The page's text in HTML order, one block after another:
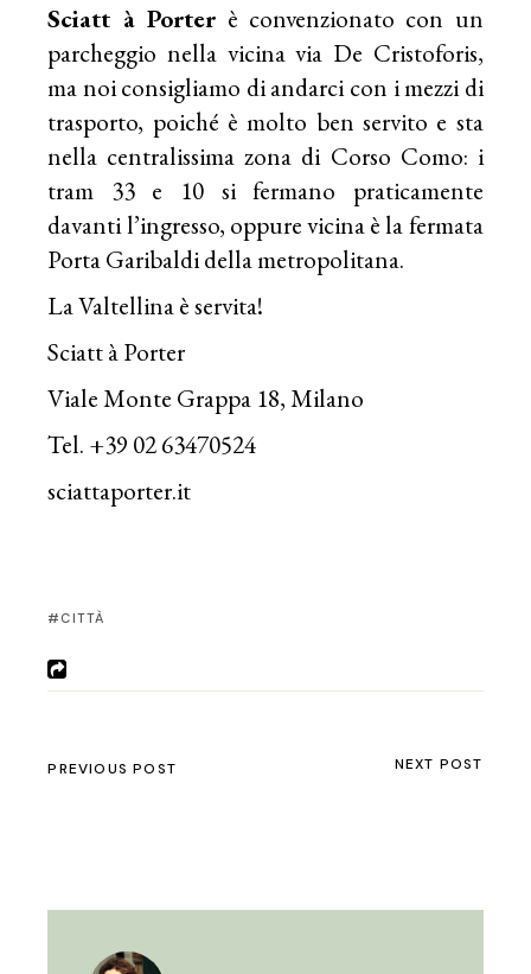
Sciatt à Porter è convenzionato con un
parcheggio nella vicina via De Cristoforis,
ma noi consigliamo di andarci con i mezzi di
trasporto, poiché è molto ben servito e sta
nella centralissima zona di Corso Como: i
tram 33 e 10 si fermano praticamente
davanti l’ingresso, oppure vicina è la fermata
Porta Garibaldi della metropolitana.
LaValtellinaè servita!
Sciatt à Porter
Viale Monte Grappa 18, Milano
Tel. +39 02 63470524
sciattaporter.it
CITTÀ
PREVIOUS POST NEXT POST